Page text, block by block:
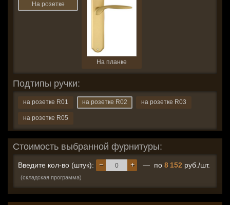
На розетке
На планке
Подтипы ручки:
на розетке R01 на розетке R02 на розетке R03
на розетке R05
Стоимость выбранной фурнитуры:
Введите кол-во (штук): +
− — по 8 152 руб./шт.
(складская программа)